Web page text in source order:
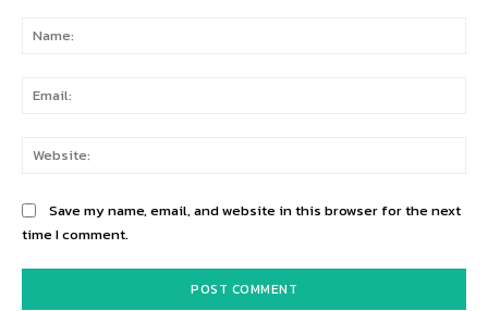
Save my name, email, and website in this browser for the next
time I comment.